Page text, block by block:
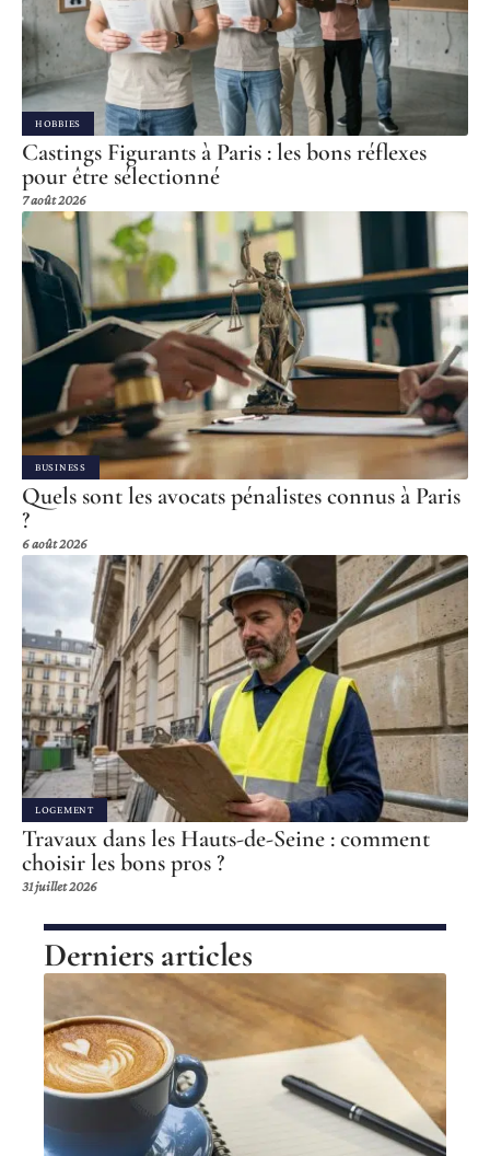
HOBBIES
Castings Figurants à Paris : les bons réflexes
pour être sélectionné
7 août 2026
BUSINESS
Quels sont les avocats pénalistes connus à Paris
?
6 août 2026
LOGEMENT
Travaux dans les Hauts-de-Seine : comment
choisir les bons pros ?
31 juillet 2026
Derniers articles